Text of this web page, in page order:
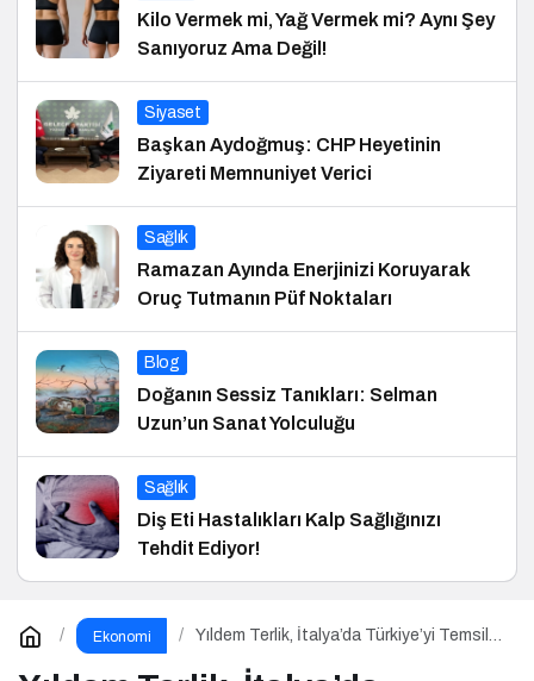
Kilo Vermek mi, Yağ Vermek mi? Aynı Şey
Sanıyoruz Ama Değil!
Siyaset
Başkan Aydoğmuş: CHP Heyetinin
Ziyareti Memnuniyet Verici
Sağlık
Ramazan Ayında Enerjinizi Koruyarak
Oruç Tutmanın Püf Noktaları
Blog
Doğanın Sessiz Tanıkları: Selman
Uzun’un Sanat Yolculuğu
Sağlık
Diş Eti Hastalıkları Kalp Sağlığınızı
Tehdit Ediyor!
Ekonomi
Yıldem Terlik, İtalya’da Türkiye’yi Temsil
Avrupa’nın en prestijli fuarında boy